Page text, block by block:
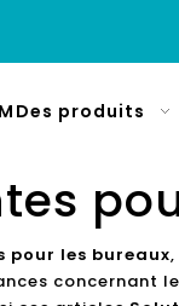
Des produits
pour les bureaux
concernant